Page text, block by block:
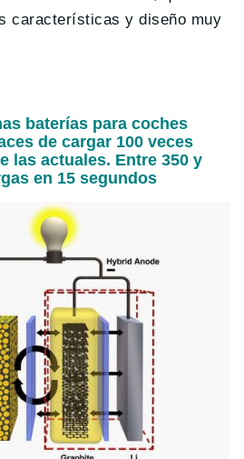
características y diseño muy
baterías para coches
de cargar 100 veces
las actuales. Entre 350 y
en 15 segundos